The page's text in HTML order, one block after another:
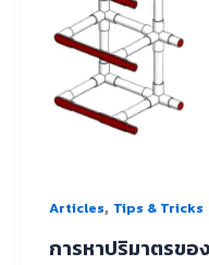
Articles, Tips & Tricks
การหาปริมาตรขอ